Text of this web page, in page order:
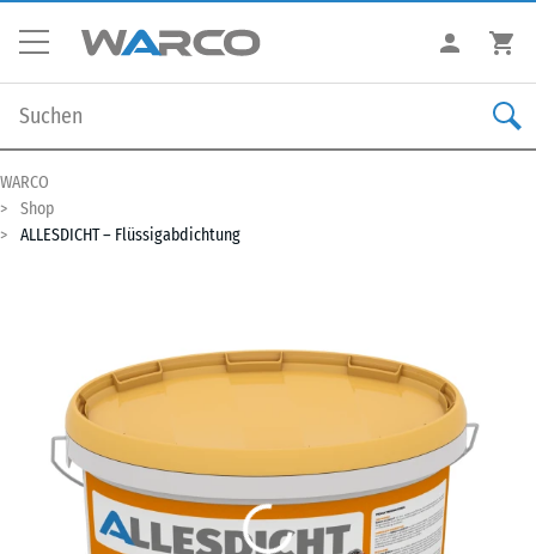
WARCO
Shop
ALLESDICHT – Flüssigabdichtung